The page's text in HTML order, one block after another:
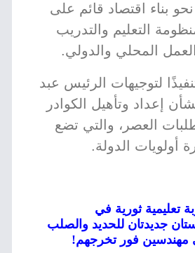
بناء اقتصاد قائم على
التعليم والتدريب
المحلي والدولي.
لتوجيهات الرئيس عبد
إعداد وتأهيل الكوادر
العصر، والتي تضع
أولويات الدولة.
تعليمية ثورية في
جديدتان للحديد والصلب
مهندسين فور تخرجهم!